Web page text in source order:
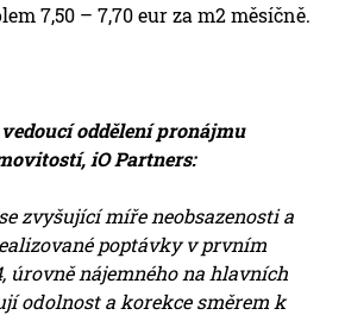
7,50 – 7,70 eur za m2 měsíčně.
oddělení pronájmu
iO Partners:
zvyšující míře neobsazenosti a
poptávky v prvním
úrovně nájemného na hlavních
odolnost a korekce směrem k